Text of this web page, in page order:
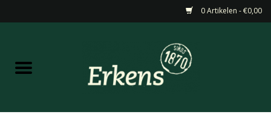
0 Artikelen - €0,00
Home